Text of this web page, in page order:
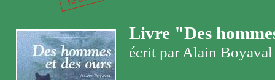
Livre "Des
écrit par Alain Boyaval
- Sources scientifiques